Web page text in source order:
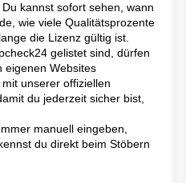
kannst sofort sehen, wann
wie viele Qualitätsprozente
die Lizenz gültig ist.
gelistet sind, dürfen
eigenen Websites
unserer offiziellen
du jederzeit sicher bist,
manuell eingeben,
du direkt beim Stöbern